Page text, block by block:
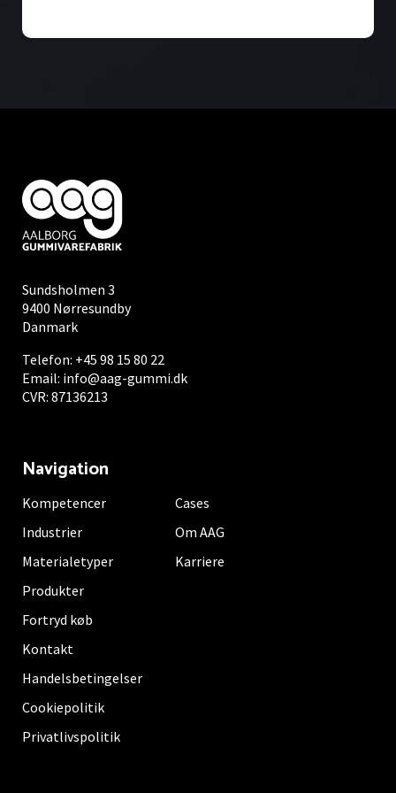
Sundsholmen 3
9400 Nørresundby
Danmark
Telefon: +45 98 15 80 22
Email: info@aag-gummi.dk
CVR: 87136213
Navigation
Kompetencer
Industrier
Materialetyper
Produkter
Fortryd køb
Cases
Om AAG
Karriere
Kontakt
Handelsbetingelser
Cookiepolitik
Privatlivspolitik